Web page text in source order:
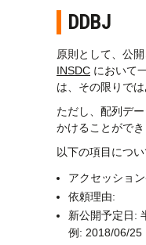
DDBJ
原則として、公
INSDC において
は、その限りでは
ただし、配列デ
かけることができ
以下の項目につい
アクセッショ
依頼理由:
新公開予定日:
例: 2018/06/25